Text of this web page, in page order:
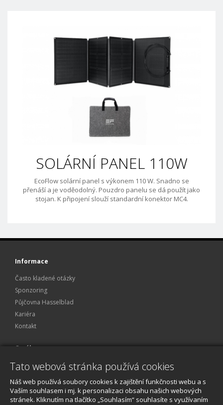
SOLÁRNÍ PANEL 110W
EcoFlow solární panel s výkonem 110 W. Snadno se
přenáší a je voděodolný. Pouzdro panelu se dá použít jako
stojan. K připojení slouží standardní konektor MC4.
Informace
Často kladené otázky
Sponzoring
Půjčovna Hasselblad
Kariéra
Kontakt
O nákupu
Obchodní podmínky
Reklamace a servis
O nákupu
Tato webová stránka používá cookies
Náš web používá soubory cookies k zajištění funkčnosti webu a s
Vaším souhlasem i mj. k personalizaci obsahu našich webových
stránek. Kliknutím na tlačítko „Souhlasím“ souhlasíte s využívaním